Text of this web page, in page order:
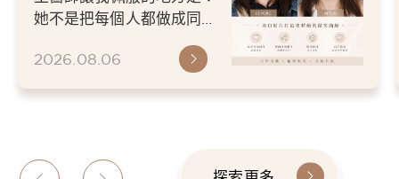
原本的牙齒
她不是把每個人都做成同一
更適合自己的樣子。 現...
2026.08.06